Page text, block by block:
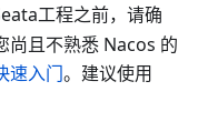
工程之前，请确
尚且不熟悉 Nacos 的
速入门。建议使用